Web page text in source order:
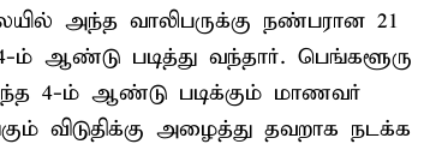
அந்த வாலிபருக்கு நண்பரான 21
ம் ஆண்டு படித்து வந்தார். பெங்களூரு
4-ம் ஆண்டு படிக்கும் மாணவர்
விடுதிக்கு அழைத்து தவறாக நடக்க